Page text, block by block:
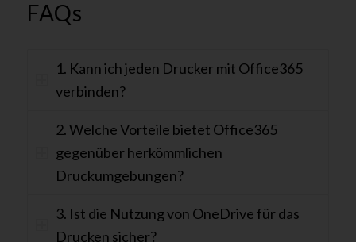
FAQs
1. Kann ich jeden Drucker mit Office365
verbinden?
2. Welche Vorteile bietet Office365
gegenüber herkömmlichen
Druckumgebungen?
3. Ist die Nutzung von OneDrive für das
Drucken sicher?